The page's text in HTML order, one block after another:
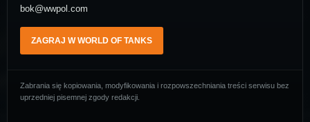
bok@wwpol.com
ZAGRAJ W WORLD OF TANKS
Zabrania się kopiowania, modyfikowania i rozpowszechniania treści serwisu bez
uprzedniej pisemnej zgody redakcji.